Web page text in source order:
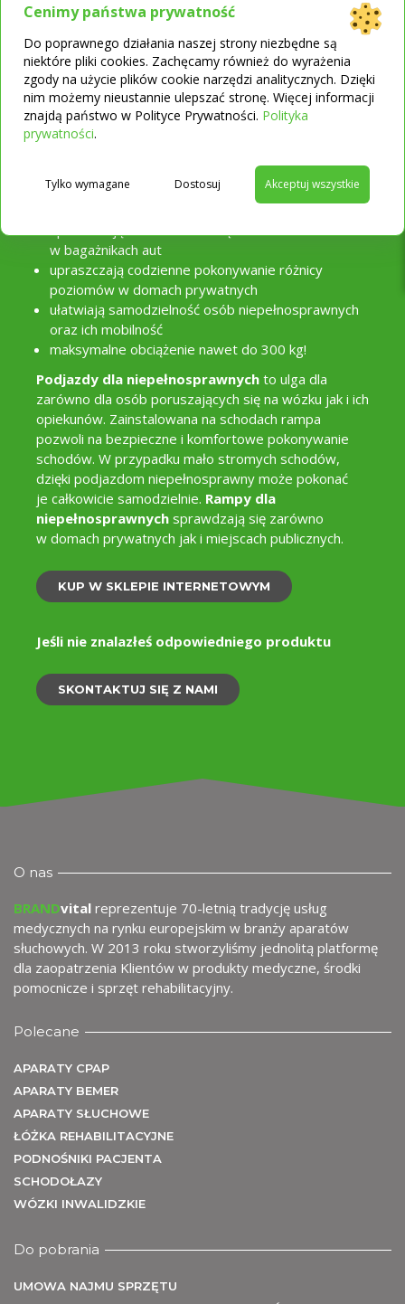
Podjazdy i rampy dla
osób niepełnosprawnych
upraszczają ich życie
i poruszanie się
ułatwiają dostęp do instytucji publicznych
i załatwienie spraw, które zazwyczaj wymagają
w bagażnikach aut
upraszczają codzienne pokonywanie różnicy
poziomów w domach prywatnych
ułatwiają samodzielność osób niepełnosprawnych
oraz ich mobilność
maksymalne obciążenie nawet do 300 kg!
Podjazdy dla niepełnosprawnych to ulga dla
zarówno dla osób poruszających się na wózku jak i ich
opiekunów. Zainstalowana na schodach rampa
pozwoli na bezpieczne i komfortowe pokonywanie
schodów. W przypadku mało stromych schodów,
dzięki podjazdom niepełnosprawny może pokonać
je całkowicie samodzielnie. Rampy dla
niepełnosprawnych sprawdzają się zarówno
w domach prywatnych jak i miejscach publicznych.
KUP W SKLEPIE INTERNETOWYM
Jeśli nie znalazłeś odpowiedniego produktu
SKONTAKTUJ SIĘ Z NAMI
O nas
BRANDvital reprezentuje 70-letnią tradycję usług
medycznych na rynku europejskim w branży aparatów
słuchowych. W 2013 roku stworzyliśmy jednolitą platformę
dla zaopatrzenia Klientów w produkty medyczne, środki
pomocnicze i sprzęt rehabilitacyjny.
Polecane
APARATY CPAP
APARATY BEMER
APARATY SŁUCHOWE
ŁÓŻKA REHABILITACYJNE
PODNOŚNIKI PACJENTA
SCHODOŁAZY
WÓZKI INWALIDZKIE
Do pobrania
UMOWA NAJMU SPRZĘTU
Cenimy państwa prywatność
Do poprawnego działania naszej strony niezbędne są
niektóre pliki cookies. Zachęcamy również do wyrażenia
zgody na użycie plików cookie narzędzi analitycznych. Dzięki
nim możemy nieustannie ulepszać stronę. Więcej informacji
znajdą państwo w Polityce Prywatności. Polityka
prywatności.
Dostosuj
Tylko wymagane Akceptuj wszystkie
To